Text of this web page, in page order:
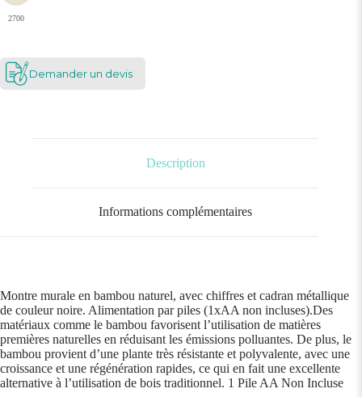
2700
Demander un devis
Description
Informations complémentaires
Montre murale en bambou naturel, avec chiffres et cadran métallique
de couleur noire. Alimentation par piles (1xAA non incluses).Des
matériaux comme le bambou favorisent l’utilisation de matières
premières naturelles en réduisant les émissions polluantes. De plus, le
bambou provient d’une plante très résistante et polyvalente, avec une
croissance et une régénération rapides, ce qui en fait une excellente
alternative à l’utilisation de bois traditionnel. 1 Pile AA Non Incluse